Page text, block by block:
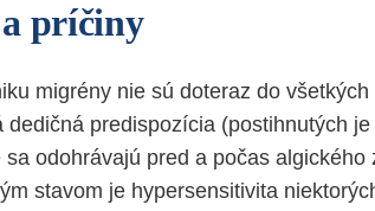
príčiny
migrény nie sú doteraz do
dedičná predispozícia (postihnutých
sa odohrávajú pred a počas
stavom je hypersensitivita